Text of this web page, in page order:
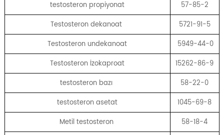
testosteron propiyonat
57-85-2
Testosteron dekanoat
5721-91-5
Testosteron undekanoat
5949-44-0
Testosteron İzokaproat
15262-86-9
testosteron bazı
58-22-0
testosteron asetat
1045-69-8
Metil testosteron
58-18-4